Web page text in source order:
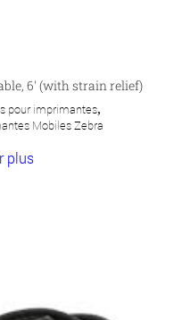
6′ (with strain relief)
pour imprimantes,
Mobiles Zebra
plus